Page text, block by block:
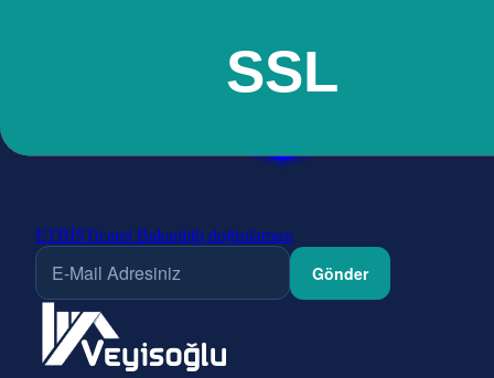
ETBİSTicaret Bakanlığı doğrulaması
Gönder